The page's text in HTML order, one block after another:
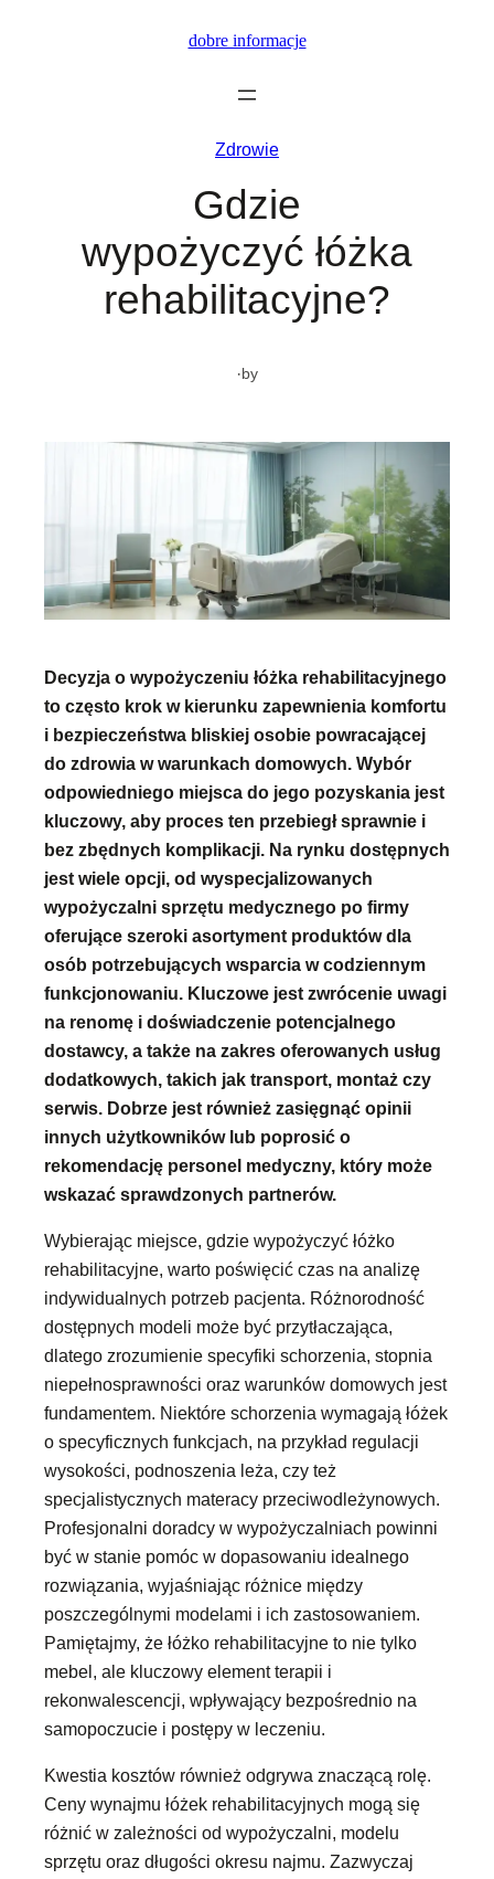
dobre informacje
Zdrowie
Gdzie
wypożyczyć łóżka
rehabilitacyjne?
·by
Decyzja o wypożyczeniu łóżka rehabilitacyjnego
to często krok w kierunku zapewnienia komfortu
i bezpieczeństwa bliskiej osobie powracającej
do zdrowia w warunkach domowych. Wybór
odpowiedniego miejsca do jego pozyskania jest
kluczowy, aby proces ten przebiegł sprawnie i
bez zbędnych komplikacji. Na rynku dostępnych
jest wiele opcji, od wyspecjalizowanych
wypożyczalni sprzętu medycznego po firmy
oferujące szeroki asortyment produktów dla
osób potrzebujących wsparcia w codziennym
funkcjonowaniu. Kluczowe jest zwrócenie uwagi
na renomę i doświadczenie potencjalnego
dostawcy, a także na zakres oferowanych usług
dodatkowych, takich jak transport, montaż czy
serwis. Dobrze jest również zasięgnąć opinii
innych użytkowników lub poprosić o
rekomendację personel medyczny, który może
wskazać sprawdzonych partnerów.
Wybierając miejsce, gdzie wypożyczyć łóżko
rehabilitacyjne, warto poświęcić czas na analizę
indywidualnych potrzeb pacjenta. Różnorodność
dostępnych modeli może być przytłaczająca,
dlatego zrozumienie specyfiki schorzenia, stopnia
niepełnosprawności oraz warunków domowych jest
fundamentem. Niektóre schorzenia wymagają łóżek
o specyficznych funkcjach, na przykład regulacji
wysokości, podnoszenia leża, czy też
specjalistycznych materacy przeciwodleżynowych.
Profesjonalni doradcy w wypożyczalniach powinni
być w stanie pomóc w dopasowaniu idealnego
rozwiązania, wyjaśniając różnice między
poszczególnymi modelami i ich zastosowaniem.
Pamiętajmy, że łóżko rehabilitacyjne to nie tylko
mebel, ale kluczowy element terapii i
rekonwalescencji, wpływający bezpośrednio na
samopoczucie i postępy w leczeniu.
Kwestia kosztów również odgrywa znaczącą rolę.
Ceny wynajmu łóżek rehabilitacyjnych mogą się
różnić w zależności od wypożyczalni, modelu
sprzętu oraz długości okresu najmu. Zazwyczaj